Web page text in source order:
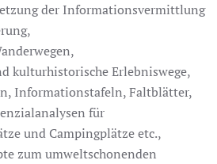
der Informationsvermittlung
kulturhistorische Erlebniswege,
Informationstafeln, Faltblätter,
für
und Campingplätze etc.,
zum umweltschonenden